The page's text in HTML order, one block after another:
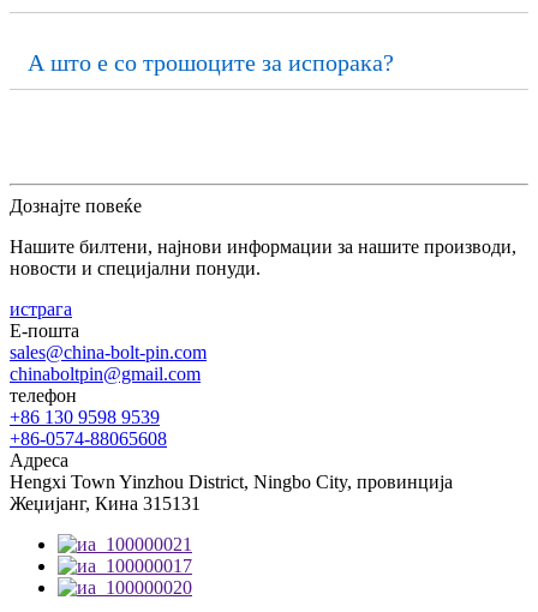
А што е со трошоците за испорака?
Дознајте повеќе
Нашите билтени, најнови информации за нашите производи,
новости и специјални понуди.
истрага
Е-пошта
sales@china-bolt-pin.com
chinaboltpin@gmail.com
телефон
+86 130 9598 9539
+86-0574-88065608
Адреса
Hengxi Town Yinzhou District, Ningbo City, провинција
Жеџијанг, Кина 315131